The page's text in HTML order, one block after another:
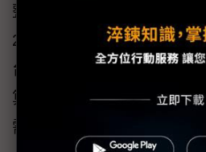
整體PC需求無法回到2021
2021年全球NB市場需求約
台，但2023年估計僅約在
算是異常，預估2023年回
需求會強過上半年。